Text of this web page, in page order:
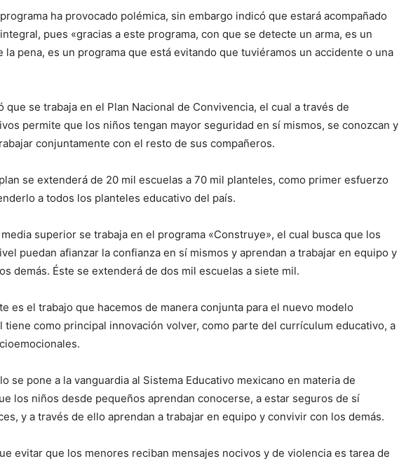
ha provocado polémica, sin embargo indicó que estará acompañado
pues «gracias a este programa, con que se detecte un arma, es un
la pena, es un programa que está evitando que tuviéramos un accidente o una
que se trabaja en el Plan Nacional de Convivencia, el cual a través de
permite que los niños tengan mayor seguridad en sí mismos, se conozcan y
conjuntamente con el resto de sus compañeros.
se extenderá de 20 mil escuelas a 70 mil planteles, como primer esfuerzo
a todos los planteles educativo del país.
superior se trabaja en el programa «Construye», el cual busca que los
puedan afianzar la confianza en sí mismos y aprendan a trabajar en equipo y
demás. Éste se extenderá de dos mil escuelas a siete mil.
es el trabajo que hacemos de manera conjunta para el nuevo modelo
tiene como principal innovación volver, como parte del currículum educativo, a
se pone a la vanguardia al Sistema Educativo mexicano en materia de
los niños desde pequeños aprendan conocerse, a estar seguros de sí
y a través de ello aprendan a trabajar en equipo y convivir con los demás.
evitar que los menores reciban mensajes nocivos y de violencia es tarea de